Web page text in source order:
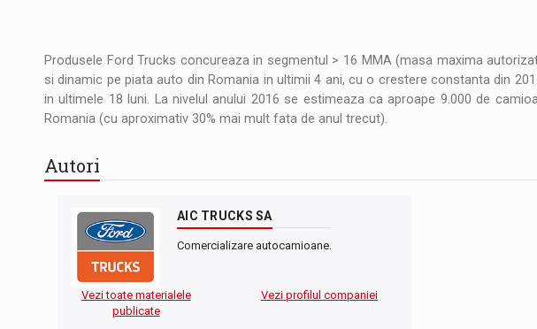
Produsele Ford Trucks concureaza in segmentul > 16 MMA (masa maxima
si dinamic pe piata auto din Romania in ultimii 4 ani, cu o crestere constanta din
in ultimele 18 luni. La nivelul anului 2016 se estimeaza ca aproape 9.000 de
Romania (cu aproximativ 30% mai mult fata de anul trecut).
Autori
AIC TRUCKS SA
Comercializare autocamioane.
Vezi toate materialele
publicate
Vezi profilul companiei